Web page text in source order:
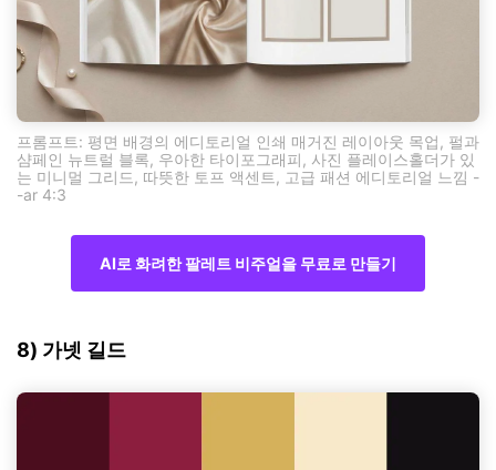
프롬프트: 평면 배경의 에디토리얼 인쇄 매거진 레이아웃 목업, 펄과
샴페인 뉴트럴 블록, 우아한 타이포그래피, 사진 플레이스홀더가 있
는 미니멀 그리드, 따뜻한 토프 액센트, 고급 패션 에디토리얼 느낌 -
-ar 4:3
AI로 화려한 팔레트 비주얼을 무료로 만들기
8) 가넷 길드